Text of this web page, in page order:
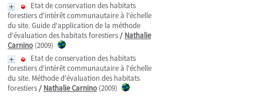
Etat de conservation des habitats
forestiers d'intérêt communautaire à l'échelle
du site. Guide d'application de la méthode
d'évaluation des habitats forestiers/ Nathalie
Carnino (2009)
Etat de conservation des habitats
forestiers d'intérêt communautaire à l'échelle
du site. Méthode d'évaluation des habitats
forestiers/ Nathalie Carnino (2009)